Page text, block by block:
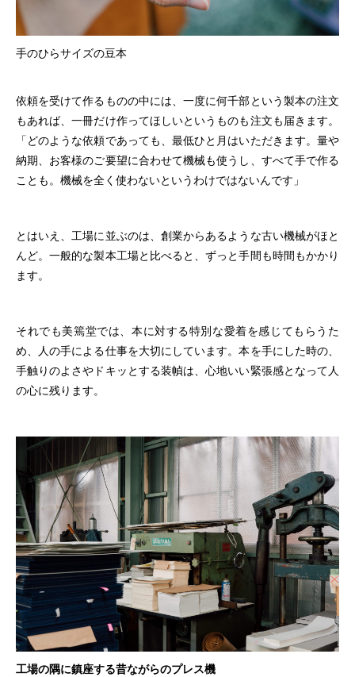
手のひらサイズの豆本
依頼を受けて作るものの中には、一度に何千部という製本の注文
もあれば、一冊だけ作ってほしいというものも注文も届きます。
「どのような依頼であっても、最低ひと月はいただきます。量や
納期、お客様のご要望に合わせて機械も使うし、すべて手で作る
ことも。機械を全く使わないというわけではないんです」
とはいえ、工場に並ぶのは、創業からあるような古い機械がほと
んど。一般的な製本工場と比べると、ずっと手間も時間もかかり
ます。
それでも美篶堂では、本に対する特別な愛着を感じてもらうた
め、人の手による仕事を大切にしています。本を手にした時の、
手触りのよさやドキッとする装幀は、心地いい緊張感となって人
の心に残ります。
工場の隅に鎮座する昔ながらのプレス機